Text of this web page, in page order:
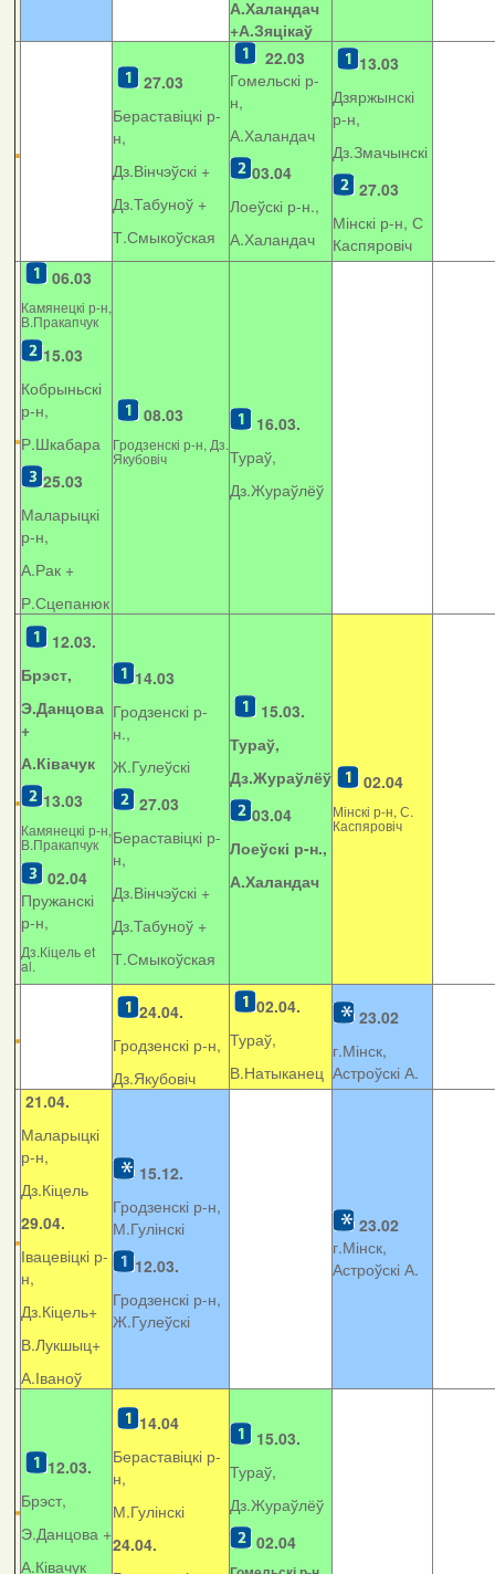
А.Халандач
+А.Зяцікаў
27.03
Бераставіцкі р-
н,
Дз.Вінчэўскі +
Дз.Табуноў +
Т.Смыкоўская
22.03
Гомельскі р-
н,
А.Халандач
03.04
Лоеўскі р-н.,
А.Халандач
13.03
Дзяржынскі
р-н,
Дз.Змачынскі
27.03
Мінскі р-н, С
Каспяровіч
06.03
Камянецкі р-н,
В.Пракапчук
15.03
Кобрыньскі
р-н,
Р.Шкабара
25.03
Маларыцкі
р-н,
А.Рак +
Р.Сцепанюк
08.03
Гродзенскі р-н, Дз.
Якубовіч
16.03.
Тураў,
Дз.Жураўлёў
12.03.
Брэст,
Э.Данцова
+
А.Ківачук
13.03
Камянецкі р-н,
В.Пракапчук
02.04
Пружанскі
р-н,
Дз.Кіцель et
al.
14.03
Гродзенскі р-
н.,
Ж.Гулеўскі
27.03
Бераставіцкі р-
н,
Дз.Вінчэўскі +
Дз.Табуноў +
Т.Смыкоўская
15.03.
Тураў,
Дз.Жураўлёў
03.04
Лоеўскі р-н.,
А.Халандач
02.04
Мінскі р-н, С.
Каспяровіч
24.04.
Гродзенскі р-н,
Дз.Якубовіч
02.04.
Тураў,
В.Натыканец
23.02
г.Мінск,
Астроўскі А.
21.04.
Маларыцкі
р-н,
Дз.Кіцель
29.04.
Івацевіцкі р-
н,
Дз.Кіцель+
В.Лукшыц+
А.Іваноў
15.12.
Гродзенскі р-н,
М.Гулінскі
12.03.
Гродзенскі р-н,
Ж.Гулеўскі
23.02
г.Мінск,
Астроўскі А.
12.03.
Брэст,
Э.Данцова +
А.Ківачук
14.04
Бераставіцкі р-
н,
М.Гулінскі
24.04.
15.03.
Тураў,
Дз.Жураўлёў
02.04